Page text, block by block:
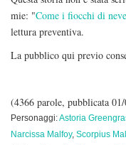
mie: "Come i fiocchi di neve
lettura preventiva.
La pubblico qui previo
(4366 parole, pubblicata
Personaggi:Astoria
Narcissa Malfoy, Scorpius